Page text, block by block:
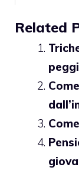
Related